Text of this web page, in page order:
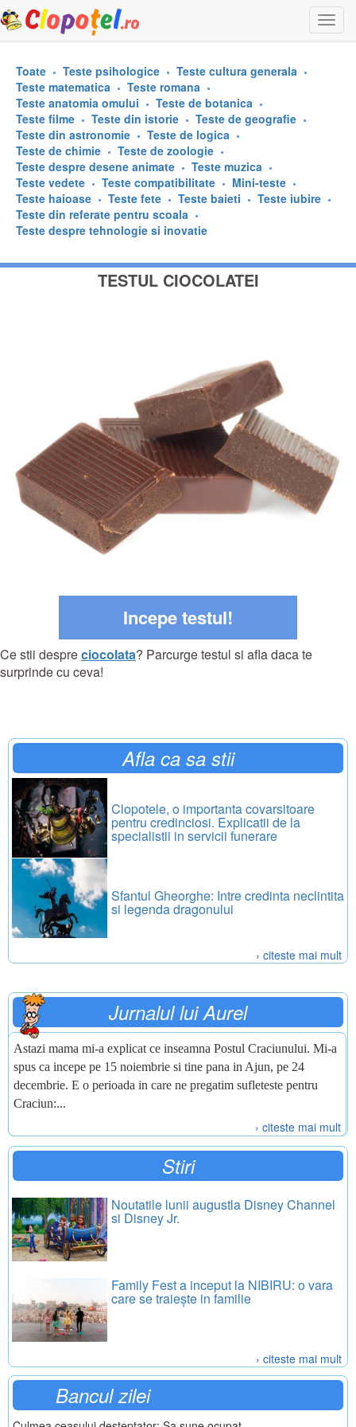
Toate Teste psihologice
Teste cultura generala
Teste matematica
Teste romana
Teste anatomia omului
Teste de botanica
Teste filme
Teste din istorie
Teste de geografie
Teste din astronomie
Teste de logica
Teste de chimie
Teste de zoologie
Teste despre desene animate
Teste muzica
Teste vedete
Teste compatibilitate
Mini-teste
Teste haioase
Teste fete Teste baieti
Teste iubire
Teste din referate pentru scoala
Teste despre tehnologie si inovatie
TESTUL CIOCOLATEI
Incepe testul!
Ce stii despreciocolata? Parcurge testul si afla daca te
surprinde cu ceva!
Afla ca sa stii
Clopotele, o importanta covarsitoare
pentru credinciosi. Explicatii de la
specialistii in servicii funerare
Sfantul Gheorghe: Intre credinta neclintita
si legenda dragonului
› citeste mai mult
Jurnalul lui Aurel
Astazi mama mi-a explicat ce inseamna Postul Craciunului. Mi-a
spus ca incepe pe 15 noiembrie si tine pana in Ajun, pe 24
decembrie. E o perioada in care ne pregatim sufleteste pentru
Craciun:...
› citeste mai mult
Stiri
Noutatile lunii augustla Disney Channel
si Disney Jr.
Family Fest a inceput la NIBIRU: o vara
care se traiește in familie
› citeste mai mult
Bancul zilei